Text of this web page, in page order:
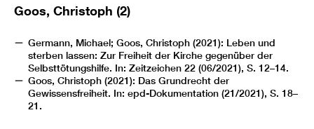
Goos, Christoph (2)
Germann, Michael; Goos, Christoph (2021): Leben und
sterben lassen: Zur Freiheit der Kirche gegenüber der
Selbsttötungshilfe. In: Zeitzeichen 22 (06/2021), S. 12–14.
Goos, Christoph (2021): Das Grundrecht der
Gewissensfreiheit. In: epd-Dokumentation (21/2021), S. 18–
21.